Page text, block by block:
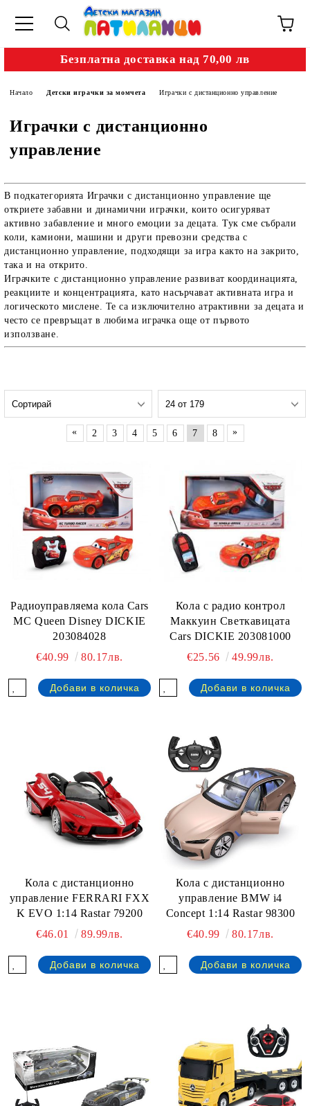
Безплатна доставка над 70,00 лв
Начало Детски играчки за момчета Играчки с дистанционно управление
Играчки с дистанционно
управление
В подкатегорията Играчки с дистанционно управление ще
откриете забавни и динамични играчки, които осигуряват
активно забавление и много емоции за децата. Тук сме събрали
коли, камиони, машини и други превозни средства с
дистанционно управление, подходящи за игра както на закрито,
така и на открито.
Играчките с дистанционно управление развиват координацията,
реакциите и концентрацията, като насърчават активната игра и
логическото мислене. Те са изключително атрактивни за децата и
често се превръщат в любима играчка още от първото
използване.
« 2 3 4 5 6 7 8 »
Радиоуправляема кола Cars
MC Queen Disney DICKIE
203084028
€40.99
80.17лв.
Кола с радио контрол
Маккуин Светкавицата
Cars DICKIE 203081000
€25.56
49.99лв.
Кола с дистанционно
управление FERRARI FXX
K EVO 1:14 Rastar 79200
€46.01
89.99лв.
Кола с дистанционно
управление BMW i4
Concept 1:14 Rastar 98300
€40.99
80.17лв.